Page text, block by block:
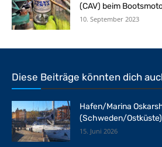
(CAV) beim
10. September 2023
Diese Beiträge könnten dich
Hafen/Marina
(Schweden/Ostküste)
15. Juni 2026